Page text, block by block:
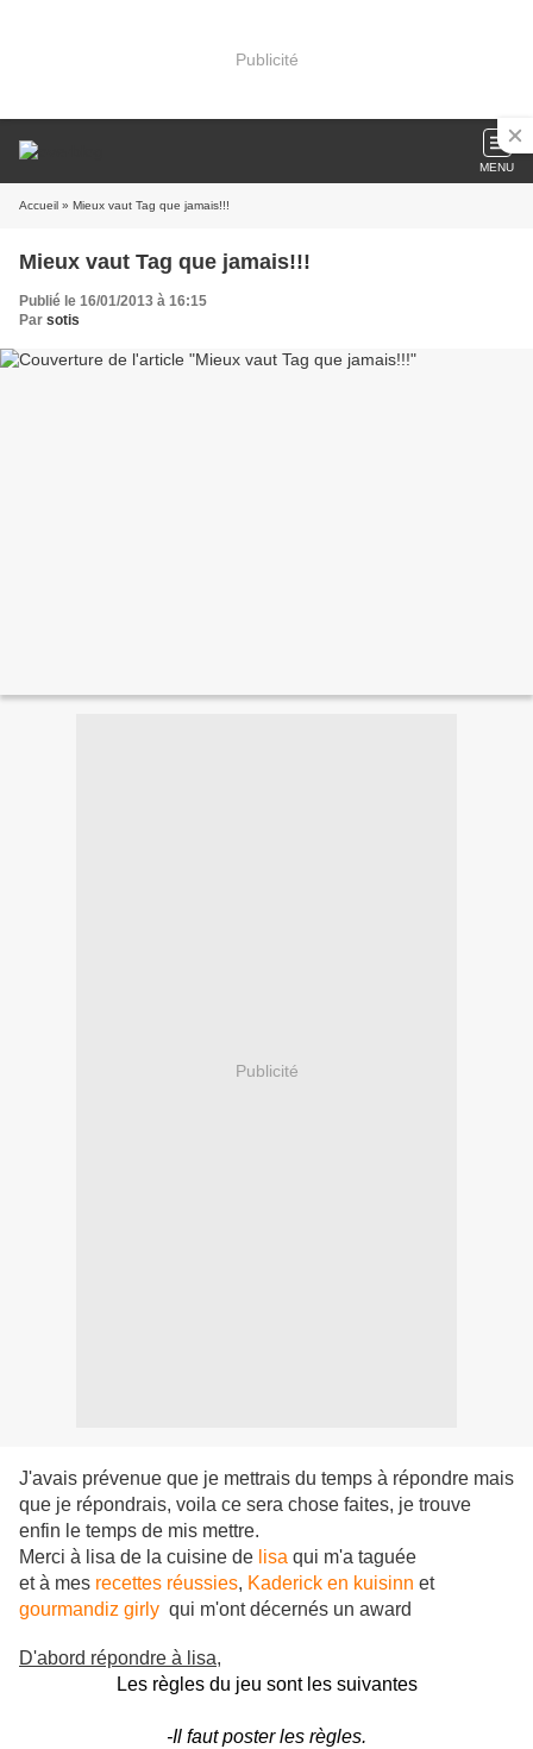
Publicité
MENU
Accueil » Mieux vaut Tag que jamais!!!
Mieux vaut Tag que jamais!!!
Publié le 16/01/2013 à 16:15
Par sotis
Publicité
J'avais prévenue que je mettrais du temps à répondre mais
que je répondrais, voila ce sera chose faites, je trouve
enfin le temps de mis mettre.
Merci à lisa de la cuisine de lisa qui m'a taguée
et à mes recettes réussies, Kaderick en kuisinn et
gourmandiz girly qui m'ont décernés un award
D'abord répondre à lisa,
Les règles du jeu sont les suivantes
-Il faut poster les règles.